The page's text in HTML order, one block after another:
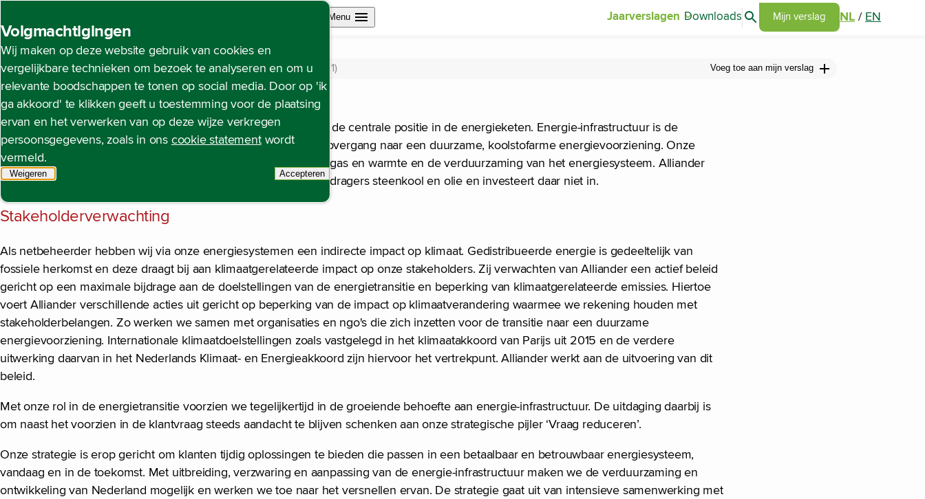
Volgmachtigingen
Wij maken op deze website gebruik van cookies en
vergelijkbare technieken om bezoek te analyseren en om u
relevante boodschappen te tonen op social media. Door op 'ik
ga akkoord' te klikken geeft u toestemming voor de plaatsing
ervan en het verwerken van op deze wijze verkregen
persoonsgegevens, zoals in ons cookie statementwordt
vermeld.
Weigeren
Accepteren
tracking scripts, de pagina zal ververst worden.
Open site navigation
Menu Jaarverslagen Downloads Search articles
Go to my report page
Mijn verslag NL / EN
Open content navigation
Duurzaamheidsverklaring Milieu Klimaatverandering (E1) Voeg toe aan mijn verslag
Klimaatverandering (E1)
Klimaatverandering beïnvloedt de waarde van Alliander gezien de centrale positie in de energieketen. Energie-infrastructuur is de
belangrijkste faciliterende schakel in de energieketen voor de overgang naar een duurzame, koolstofarme energievoorziening. Onze
netbeheeractiviteiten zijn gericht op distributie van elektriciteit, gas en warmte en de verduurzaming van het energiesysteem. Alliander
heeft geen bedrijfsactiviteiten in relatie met de fossiele energiedragers steenkool en olie en investeert daar niet in.
Stakeholderverwachting
Als netbeheerder hebben wij via onze energiesystemen een indirecte impact op klimaat. Gedistribueerde energie is gedeeltelijk van
fossiele herkomst en deze draagt bij aan klimaatgerelateerde impact op onze stakeholders. Zij verwachten van Alliander een actief beleid
gericht op een maximale bijdrage aan de doelstellingen van de energietransitie en beperking van klimaatgerelateerde emissies. Hiertoe
voert Alliander verschillende acties uit gericht op beperking van de impact op klimaatverandering waarmee we rekening houden met
stakeholderbelangen. Zo werken we samen met organisaties en ngo's die zich inzetten voor de transitie naar een duurzame
energievoorziening. Internationale klimaatdoelstellingen zoals vastgelegd in het klimaatakkoord van Parijs uit 2015 en de verdere
uitwerking daarvan in het Nederlands Klimaat- en Energieakkoord zijn hiervoor het vertrekpunt. Alliander werkt aan de uitvoering van dit
beleid.
Met onze rol in de energietransitie voorzien we tegelijkertijd in de groeiende behoefte aan energie-infrastructuur. De uitdaging daarbij is
om naast het voorzien in de klantvraag steeds aandacht te blijven schenken aan onze strategische pijler ‘Vraag reduceren’.
Onze strategie is erop gericht om klanten tijdig oplossingen te bieden die passen in een betaalbaar en betrouwbaar energiesysteem,
vandaag en in de toekomst. Met uitbreiding, verzwaring en aanpassing van de energie-infrastructuur maken we de verduurzaming en
ontwikkeling van Nederland mogelijk en werken we toe naar het versnellen ervan. De strategie gaat uit van intensieve samenwerking met